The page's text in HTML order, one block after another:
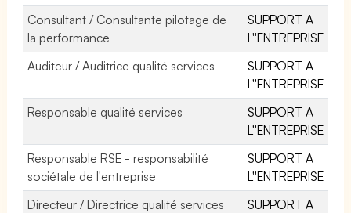
Consultant / Consultante pilotage de
la performance
SUPPORT A
L''ENTREPRISE
Auditeur / Auditrice qualité services
SUPPORT A
L''ENTREPRISE
Responsable qualité services
SUPPORT A
L''ENTREPRISE
Responsable RSE - responsabilité
sociétale de l'entreprise
SUPPORT A
L''ENTREPRISE
Directeur / Directrice qualité services
SUPPORT A